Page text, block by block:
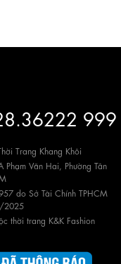
999
Trang Khang Khôi
Văn Hai, Phường Tân
do Sở Tài Chính TPHCM
2025
thời trang K&K Fashion